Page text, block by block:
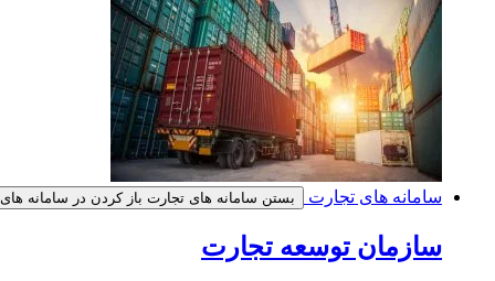
سامانه های تجارت بستن سامانه های تجارت باز کردن در سامانه
سازمان توسعه تجارت